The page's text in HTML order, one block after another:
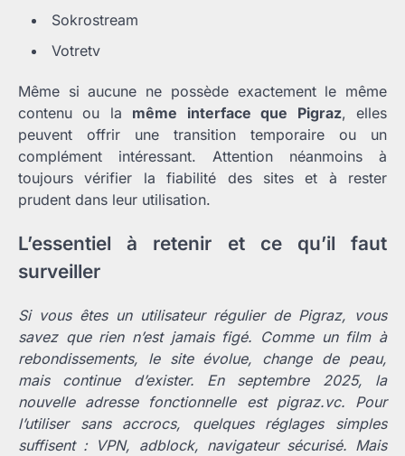
Sokrostream
Votretv
Même si aucune ne possède exactement le même
contenu ou la même interface que Pigraz, elles
peuvent offrir une transition temporaire ou un
complément intéressant. Attention néanmoins à
toujours vérifier la fiabilité des sites et à rester
prudent dans leur utilisation.
L’essentiel à retenir et ce qu’il faut
surveiller
Si vous êtes un utilisateur régulier de Pigraz, vous
savez que rien n’est jamais figé. Comme un film à
rebondissements, le site évolue, change de peau,
mais continue d’exister. En septembre 2025, la
nouvelle adresse fonctionnelle est pigraz.vc. Pour
l’utiliser sans accrocs, quelques réglages simples
suffisent : VPN, adblock, navigateur sécurisé. Mais